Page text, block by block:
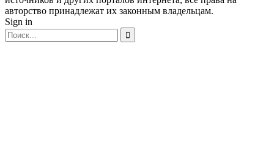
авторство принадлежат их законным владельцам.
Sign in